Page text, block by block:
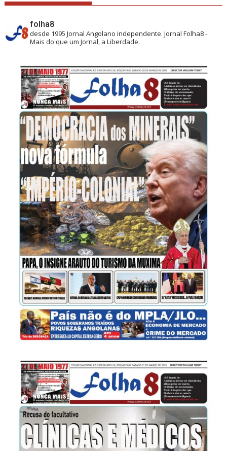
folha8
desde 1995 Jornal Angolano independente.Jornal Folha8 -
Mais do que um Jornal, a Liberdade.